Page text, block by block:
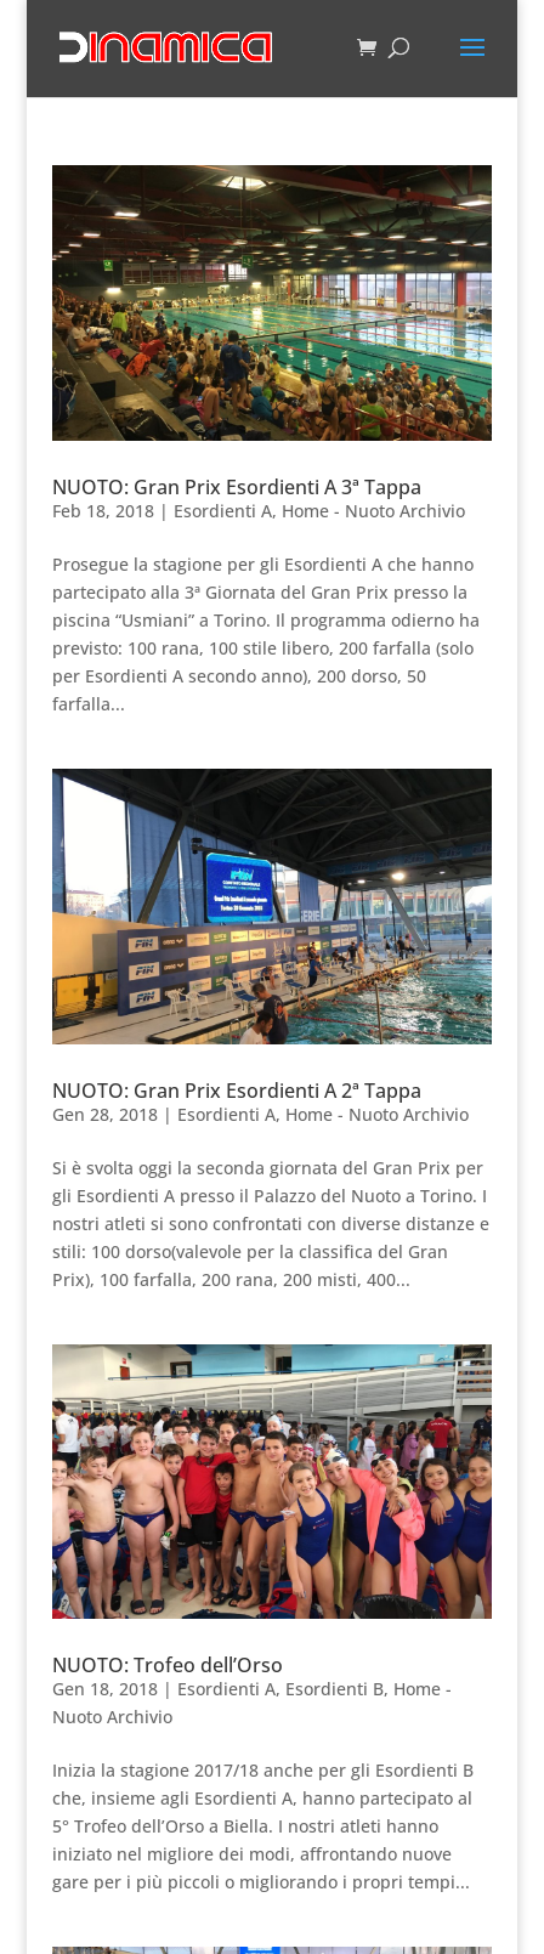
NUOTO: Gran Prix Esordienti A 3ª Tappa
Feb 18, 2018| Esordienti A, Home - Nuoto Archivio
Prosegue la stagione per gli Esordienti A che hanno
partecipato alla 3ª Giornata del Gran Prix presso la
piscina “Usmiani” a Torino. Il programma odierno ha
previsto: 100 rana, 100 stile libero, 200 farfalla (solo
per Esordienti A secondo anno), 200 dorso, 50
farfalla...
NUOTO: Gran Prix Esordienti A 2ª Tappa
Gen 28, 2018| Esordienti A, Home - Nuoto Archivio
Si è svolta oggi la seconda giornata del Gran Prix per
gli Esordienti A presso il Palazzo del Nuoto a Torino. I
nostri atleti si sono confrontati con diverse distanze e
stili: 100 dorso(valevole per la classifica del Gran
Prix), 100 farfalla, 200 rana, 200 misti, 400...
NUOTO: Trofeo dell’Orso
Gen 18, 2018| Esordienti A, Esordienti B, Home -
Nuoto Archivio
Inizia la stagione 2017/18 anche per gli Esordienti B
che, insieme agli Esordienti A, hanno partecipato al
5° Trofeo dell’Orso a Biella. I nostri atleti hanno
iniziato nel migliore dei modi, affrontando nuove
gare per i più piccoli o migliorando i propri tempi...